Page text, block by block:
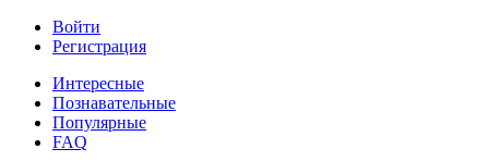
Войти
Регистрация
Интересные
Познавательные
Популярные
FAQ